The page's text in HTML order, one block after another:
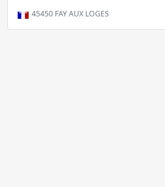
45450 FAY AUX LOGES